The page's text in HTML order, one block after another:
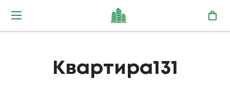
Квартира131